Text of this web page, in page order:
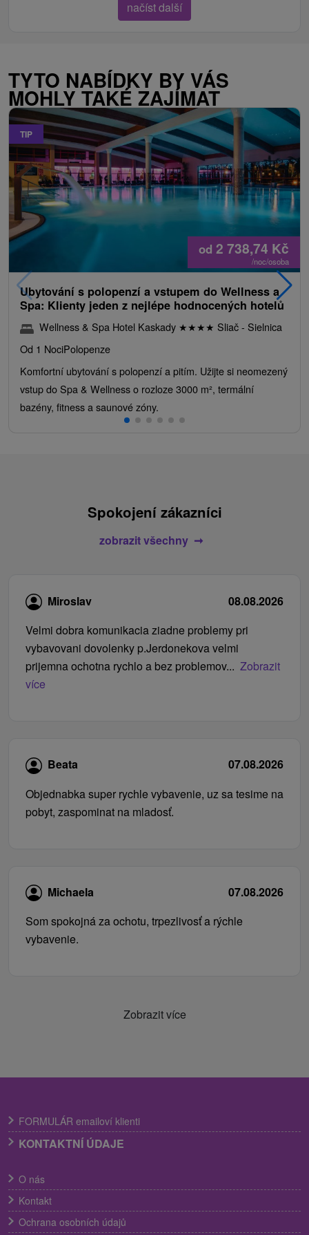
načíst další
TYTO NABÍDKY BY VÁS
MOHLY TAKÉ ZAJÍMAT
TIP
od 2 738,74 Kč
/noc/osoba
Ubytování s polopenzí a vstupem do Wellness a
Spa: Klienty jeden z nejlépe hodnocených hotelů
Wellness & Spa Hotel Kaskady ★★★★ Sliač - Sielnica
Od 1 NociPolopenze
Komfortní ubytování s polopenzí a pitím. Užijte si neomezený
vstup do Spa & Wellness o rozloze 3000 m², termální
bazény, fitness a saunové zóny.
Spokojení zákazníci
zobrazit všechny
Miroslav
08.08.2026
Velmi dobra komunikacia ziadne problemy pri
vybavovani dovolenky p.Jerdonekova velmi
prijemna ochotna rychlo a bez problemov... Zobrazit
více
Beata
07.08.2026
Objednabka super rychle vybavenie, uz sa tesime na
pobyt, zaspominat na mladosť.
Michaela
07.08.2026
Som spokojná za ochotu, trpezlivosť a rýchle
vybavenie.
Zobrazit více
FORMULÁR emailoví klienti
KONTAKTNÍ ÚDAJE
O nás
Kontakt
Ochrana osobních údajů